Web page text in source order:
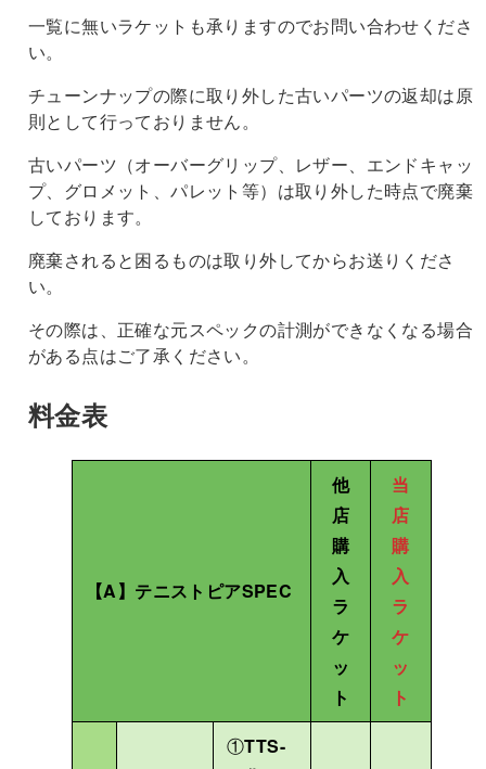
一覧に無いラケットも承りますのでお問い合わせくださ
い。
チューンナップの際に取り外した古いパーツの返却は原
則として行っておりません。
古いパーツ（オーバーグリップ、レザー、エンドキャッ
プ、グロメット、パレット等）は取り外した時点で廃棄
しております。
廃棄されると困るものは取り外してからお送りくださ
い。
その際は、正確な元スペックの計測ができなくなる場合
がある点はご了承ください。
料金表
【A】テニストピアSPEC
他
店
購
入
ラ
ケ
ッ
ト
当
店
購
入
ラ
ケ
ッ
ト
①TTS-